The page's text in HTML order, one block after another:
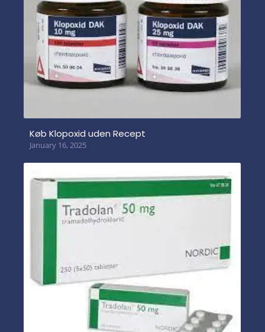
Køb Klopoxid uden Recept
January 16, 2025